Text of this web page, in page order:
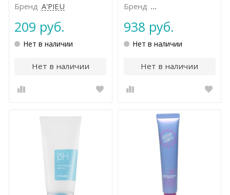
Бренд A'PIEU
209 руб.
Нет в наличии
Нет в наличии
Бренд NATURE REPUBLIC
938 руб.
Нет в наличии
Нет в наличии